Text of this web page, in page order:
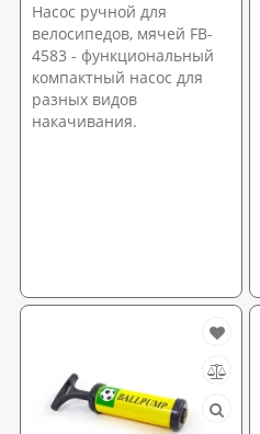
Насос ручной для
велосипедов, мячей FB-
4583 - функциональный
компактный насос для
разных видов
накачивания.